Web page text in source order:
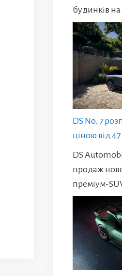
будинків на
DS No. 7
ціною від
DS
продаж
преміум-